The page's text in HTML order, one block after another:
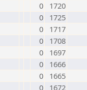
0
1720
0
1725
0
1717
0
1708
0
1697
0
1666
0
1665
0
1672